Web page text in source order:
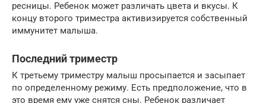
ресницы. Ребенок может различать цвета и вкусы. К
концу второго триместра активизируется собственный
иммунитет малыша.
Последний триместр
К третьему триместру малыш просыпается и засыпает
по определенному режиму. Есть предположение, что в
это время ему уже снятся сны. Ребенок различает